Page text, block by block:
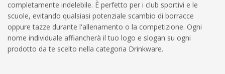
completamente indelebile. È perfetto per i club sportivi e le
scuole, evitando qualsiasi potenziale scambio di borracce
oppure tazze durante l'allenamento o la competizione. Ogni
nome individuale affiancherà il tuo logo e slogan su ogni
prodotto da te scelto nella categoria Drinkware.